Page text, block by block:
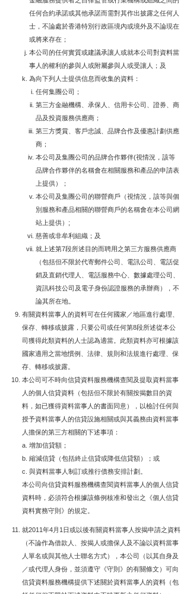
任何合約承諾或其他承諾而需對其作出披露之任何人
士，不論處於香港特別行政區境內或境外及不論現在
或將來存在；
本公司的任何實質或建議承讓人或就本公司對資料當
事人的權利的參與人或附屬參與人或受讓人；及
為向下列人士提供信息而收集的資料：
任何集團公司；
第三方金融機構、承保人、信用卡公司、證券、商
品及投資服務供應商；
第三方獎賞、客戶忠誠、品牌合作及優惠計劃供應
商；
本公司及集團公司的品牌合作夥伴(視情況，該等
品牌合作夥伴的名稱會在相關服務和產品的申請表
上提供）；
本公司及集團公司的聯營商戶（視情況，該等與個
別服務和產品相關的聯營商戶的名稱會在本公司網
站上提供）;
慈善或非牟利組織；及
就上述第7段所述目的而聘用之第三方服務供應商
（包括但不限於代寄郵件公司、電訊公司、電話促
銷及直銷代理人、電話服務中心、數據處理公司、
資訊科技公司及電子身份認證服務的承辦商），不
論其所在地。
有關資料當事人的資料可在任何國家／地區進行處理、
保存、轉移或披露，只要公司或任何第8段所述從本公
司獲得此類資料的人士認為適當。此類資料亦可根據該
國家適用之當地慣例、法律、規則和法規進行處理、保
存、轉移或披露。
本公司可不時向信貸資料服務機構查閱及提取資料當事
人的個人信貸資料（包括但不限於有關按揭數目的資
料，如已獲得資料當事人的書面同意），以檢討任何與
授予資料當事人的信貸設施相關或與其義務由資料當事
人擔保的第三方相關的下述事項：
增加信貸額；
縮減信貸（包括終止信貸或降低信貸額）；或
與資料當事人制訂或推行債務安排計劃。
本公司向信貸資料服務機構查閱資料當事人的個人信貸
資料時，必須符合根據該條例核准和發出之《個人信貸
資料實務守則》的規定。
就2011年4月1日或以後有關資料當事人按揭申請之資料
（不論作為借款人、按揭人或擔保人及不論以資料當事
人單名或與其他人士聯名方式），本公司（以其自身及
／或代理人身份，並須遵守《守則》的有關條文）可向
信貸資料服務機構提供下述關於資料當事人的資料（包